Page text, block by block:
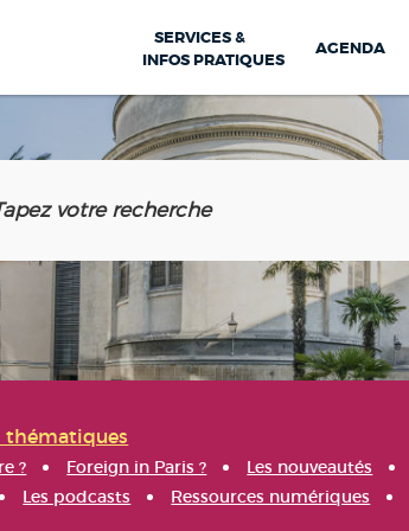
SERVICES &
INFOS PRATIQUES
AGENDA
thématiques
? Foreign in Paris ? Les nouveautés
Les podcasts Ressources numériques